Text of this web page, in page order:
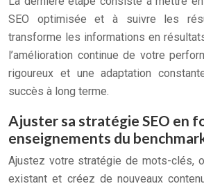
SEO optimisée et à suivre les
transforme les informations en
l’amélioration continue de votre
rigoureux et une adaptation
succès à long terme.
Ajuster sa stratégie SEO en
enseignements du
Ajustez votre stratégie de mots-clés,
existant et créez de nouveaux